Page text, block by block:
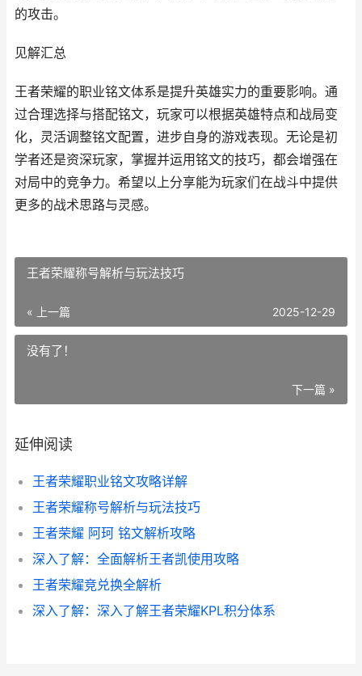
的攻击。
见解汇总
王者荣耀的职业铭文体系是提升英雄实力的重要影响。通
过合理选择与搭配铭文，玩家可以根据英雄特点和战局变
化，灵活调整铭文配置，进步自身的游戏表现。无论是初
学者还是资深玩家，掌握并运用铭文的技巧，都会增强在
对局中的竞争力。希望以上分享能为玩家们在战斗中提供
更多的战术思路与灵感。
王者荣耀称号解析与玩法技巧
« 上一篇 2025-12-29
没有了！
下一篇 »
延伸阅读
王者荣耀职业铭文攻略详解
王者荣耀称号解析与玩法技巧
王者荣耀 阿珂 铭文解析攻略
深入了解：全面解析王者凯使用攻略
王者荣耀竞兑换全解析
深入了解：深入了解王者荣耀KPL积分体系